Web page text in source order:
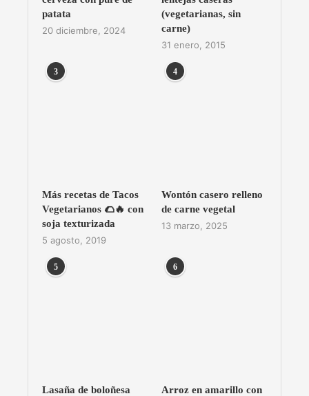
patata
20 diciembre, 2024
(vegetarianas, sin
carne)
31 enero, 2015
3
Más recetas de Tacos
Vegetarianos 🌮🔥 con
soja texturizada
5 agosto, 2019
4
Wontón casero relleno
de carne vegetal
13 marzo, 2025
5
Lasaña de boloñesa
6
Arroz en amarillo con